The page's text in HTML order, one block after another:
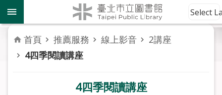
跳到主要內容區塊
到
館
資
訊
Select
首頁 推薦服務 線上影音
2講座
4四季閱讀講座
4四季閱讀講座